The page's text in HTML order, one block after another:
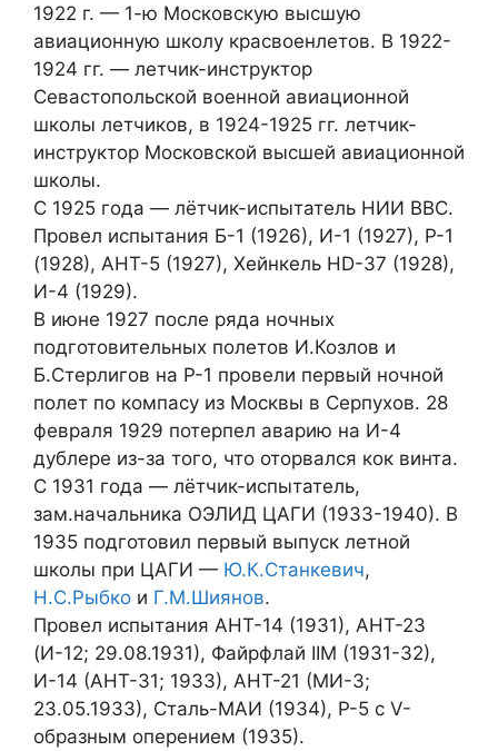
1922 г. — 1-ю Московскую высшую
авиационную школу красвоенлетов. В 1922-
1924 гг. — летчик-инструктор
Севастопольской военной авиационной
школы летчиков, в 1924-1925 гг. летчик-
инструктор Московской высшей авиационной
школы.
С 1925 года — лётчик-испытатель НИИ ВВС.
Провел испытания Б-1 (1926), И-1 (1927), Р-1
(1928), АНТ-5 (1927), Хейнкель HD-37 (1928),
И-4 (1929).
В июне 1927 после ряда ночных
подготовительных полетов И.Козлов и
Б.Стерлигов на Р-1 провели первый ночной
полет по компасу из Москвы в Серпухов. 28
февраля 1929 потерпел аварию на И-4
дублере из-за того, что оторвался кок винта.
С 1931 года — лётчик-испытатель,
зам.начальника ОЭЛИД ЦАГИ (1933-1940). В
1935 подготовил первый выпуск летной
школы при ЦАГИ — Ю.К.Станкевич,
Н.С.Рыбко и Г.М.Шиянов.
Провел испытания АНТ-14 (1931), АНТ-23
(И-12; 29.08.1931), Файрфлай IIM (1931-32),
И-14 (АНТ-31; 1933), АНТ-21 (МИ-3;
23.05.1933), Сталь-МАИ (1934), Р-5 с V-
образным оперением (1935).